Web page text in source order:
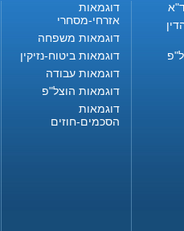
דוגמאות
אזרחי-מסחרי
דוגמאות משפחה
דוגמאות ביטוח-נזיקין
דוגמאות עבודה
דוגמאות הוצל"פ
דוגמאות
הסכמים-חוזים